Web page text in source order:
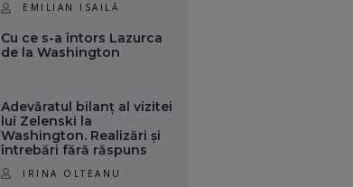
EMILIAN ISAILĂ
Cu ce s-a întors Lazurca
de la Washington
Adevăratul bilanț al vizitei
lui Zelenski la
Washington. Realizări și
întrebări fără răspuns
IRINA OLTEANU